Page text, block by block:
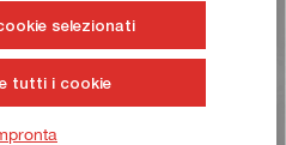
dei desideri
ora!
selezionati
tutti i cookie